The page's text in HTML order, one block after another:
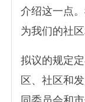
介绍这一点
为我们的社
拟议的规定
区、社区和